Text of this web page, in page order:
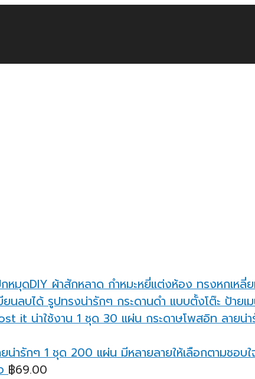
ดDIY ผ้าสักหลาด กำหมะหยี่แต่งห้อง ทรงหกเหลี่
กระดานดำ แบบตั้งโต๊ะ ป้าย
กระดาษโพสอิท ลายน่
฿69.00